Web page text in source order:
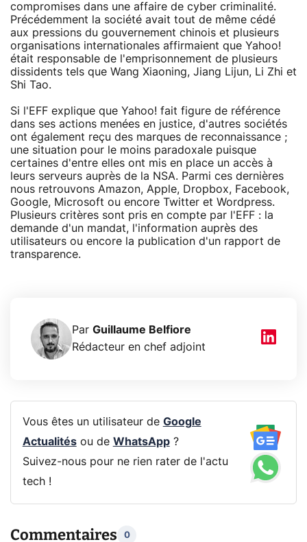
compromises dans une affaire de cyber criminalité.
Précédemment la société avait tout de même cédé
aux pressions du gouvernement chinois et plusieurs
organisations internationales affirmaient que Yahoo!
était responsable de l'emprisonnement de plusieurs
dissidents tels que Wang Xiaoning, Jiang Lijun, Li Zhi et
Shi Tao.
Si l'EFF explique que Yahoo! fait figure de référence
dans ses actions menées en justice, d'autres sociétés
ont également reçu des marques de reconnaissance ;
une situation pour le moins paradoxale puisque
certaines d'entre elles ont mis en place un accès à
leurs serveurs auprès de la NSA. Parmi ces dernières
nous retrouvons Amazon, Apple, Dropbox, Facebook,
Google, Microsoft ou encore Twitter et Wordpress.
Plusieurs critères sont pris en compte par l'EFF : la
demande d'un mandat, l'information auprès des
utilisateurs ou encore la publication d'un rapport de
transparence.
Par Guillaume Belfiore
Rédacteur en chef adjoint
Vous êtes un utilisateur de Google
Actualitésou de WhatsApp?
Suivez-nous pour ne rien rater de l'actu
tech !
Commentaires 0